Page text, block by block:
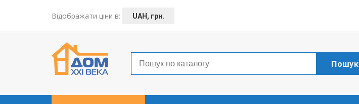
Відображати ціни в: UAH, грн.
Пошук
Дерев’яні вікна